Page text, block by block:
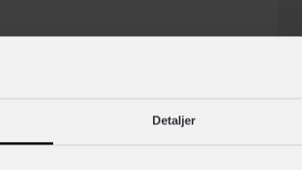
Detaljer